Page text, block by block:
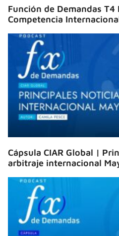
Función de Demandas
Competencia
Cápsula CIAR Global |
arbitraje internacional